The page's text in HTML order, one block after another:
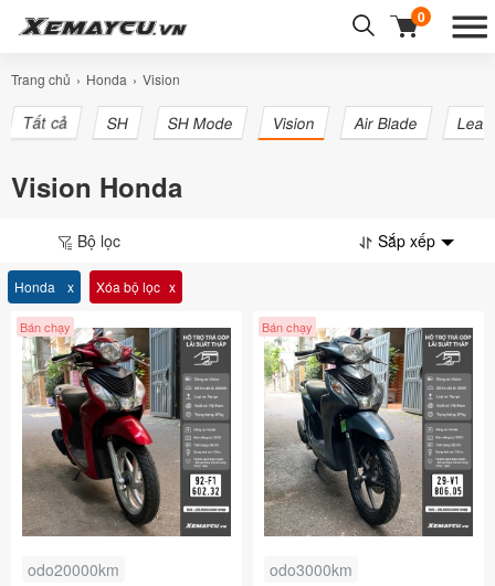
0
Trang chủ Honda Vision
Tất cả SH SH Mode Vision Air Blade Lead
Vision Honda
Bộ lọc Sắp xếp
Honda Xóa bộ lọc
Bán chạy
odo20000km
Bán chạy
odo3000km